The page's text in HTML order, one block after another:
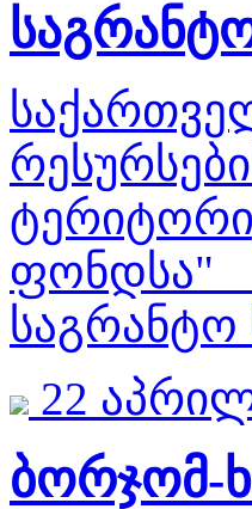
22
ბორჯომ-